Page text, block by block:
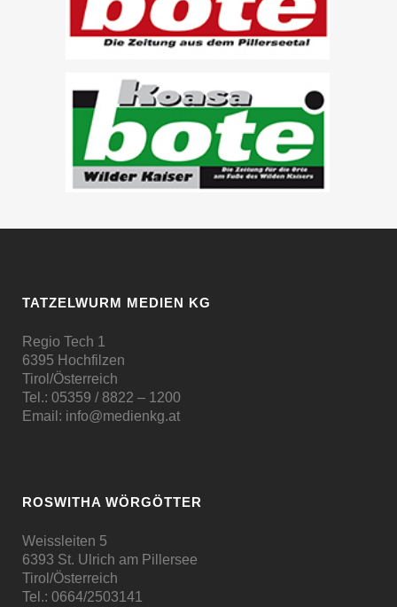
TATZELWURM MEDIEN KG
Regio Tech 1
6395 Hochfilzen
Tirol/Österreich
Tel.: 05359 / 8822 – 1200
Email: info@medienkg.at
ROSWITHA WÖRGÖTTER
Weissleiten 5
6393 St. Ulrich am Pillersee
Tirol/Österreich
Tel.: 0664/2503141